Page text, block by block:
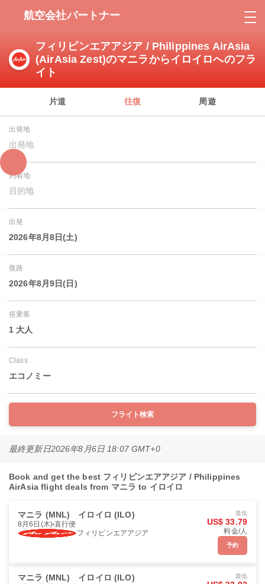
航空会社パートナー
フィリピンエアアジア / Philippines AirAsia
(AirAsia Zest)のマニラからイロイロへのフラ
イト
片道 往復 周遊
出発地
出発地
到着地
目的地
出発
2026年8月8日(土)
復路
2026年8月9日(日)
搭乗客
1 大人
Class
エコノミー
フライト検索
最終更新日2026年8月6日 18:07 GMT+0
Book and get the best フィリピンエアアジア / Philippines
AirAsia flight deals from マニラ to イロイロ
マニラ (MNL) イロイロ (ILO)
8月6日(木) 直行便
フィリピンエアアジア
最低
US$ 33.79
料金/人
予約
マニラ (MNL) イロイロ (ILO) 最低